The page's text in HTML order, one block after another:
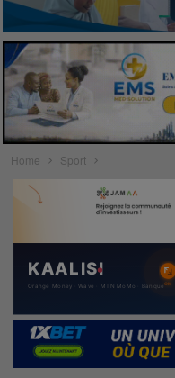
Home Sport